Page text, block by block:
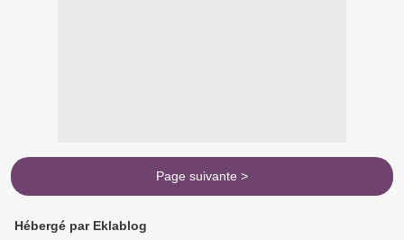
Page suivante >
Hébergé par Eklablog